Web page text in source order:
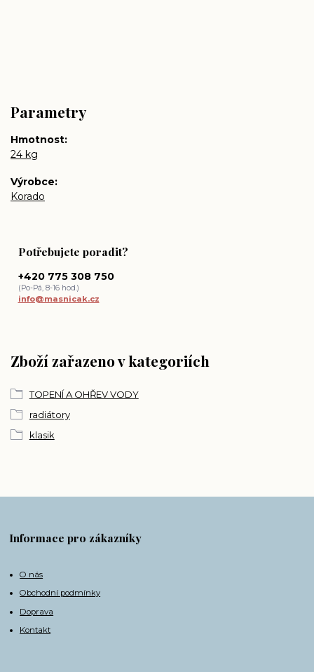
Parametry
Hmotnost
24 kg
Výrobce
Korado
Zboží zařazeno v kategoriích
TOPENÍ A OHŘEV VODY
radiátory
klasik
Potřebujete poradit?
+420 775 308 750
(Po-Pá, 8-16 hod.)
info@masnicak.cz
Informace pro zákazníky
O nás
Obchodní podmínky
Doprava
Kontakt